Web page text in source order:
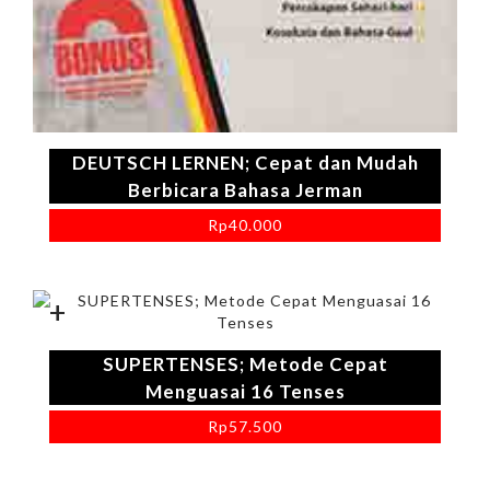
DEUTSCH LERNEN; Cepat dan Mudah
Berbicara Bahasa Jerman
Rp40.000
+
SUPERTENSES; Metode Cepat
Menguasai 16 Tenses
Rp57.500